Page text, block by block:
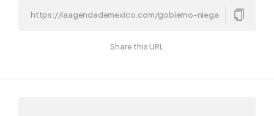
Share this URL